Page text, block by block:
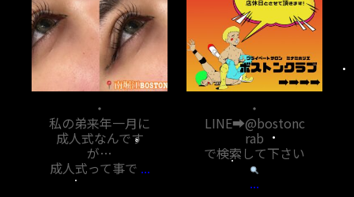
11月 7
・
私の弟来年一月に
成人式なんです
が…
成人式って事で ...
11月 6
・
LINE➡︎@bostonc
rab
で検索して下さい
...